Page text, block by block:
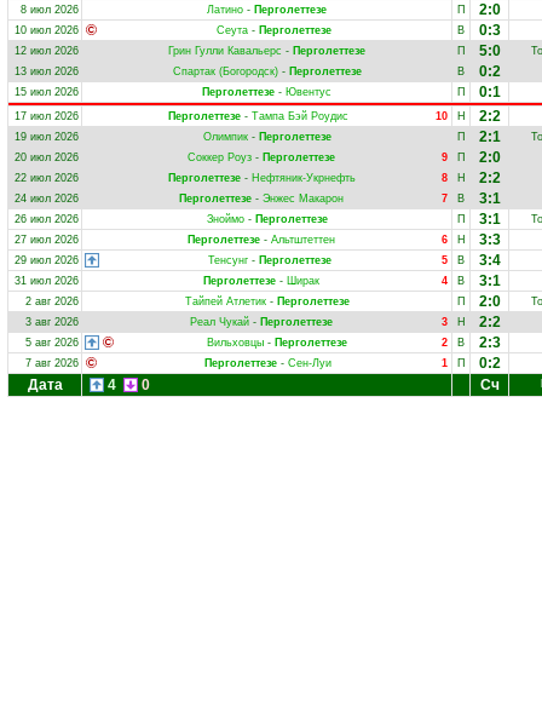
8 июл 2026 Латино - Перголеттезе П 2:0
10 июл 2026 Сеута- Перголеттезе В 0:3
12 июл 2026 Грин Гулли Кавальерс - Перголеттезе П 5:0
13 июл 2026
Спартак (Богородск)- Перголеттезе В 0:2
15 июл 2026 Перголеттезе - Ювентус П 0:1
17 июл 2026 10
Перголеттезе - Тампа Бэй Роудис Н 2:2
19 июл 2026 Олимпик- Перголеттезе П 2:1
20 июл 2026
9
Соккер Роуз - Перголеттезе П 2:0
22 июл 2026 8
Перголеттезе- Нефтяник-Укрнефть Н 2:2
24 июл 2026 7
Перголеттезе - Энжес Макарон В 3:1
26 июл 2026 Зноймо- Перголеттезе П 3:1
27 июл 2026
6
Перголеттезе - Альтштеттен Н 3:3
29 июл 2026 5
Тенсунг - Перголеттезе В 3:4
31 июл 2026 4
Перголеттезе - Ширак В 3:1
2 авг 2026 Тайпей Атлетик- Перголеттезе П 2:0
3 авг 2026
3
Реал Чукай - Перголеттезе Н 2:2
5 авг 2026 2
Вильховцы- Перголеттезе В 2:3
7 авг 2026 1
Перголеттезе - Сен-Луи П
0:2
Дата
4 0 Сч